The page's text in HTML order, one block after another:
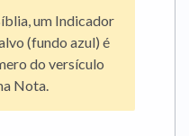
um Indicador
(fundo azul) é
do versículo
Nota.